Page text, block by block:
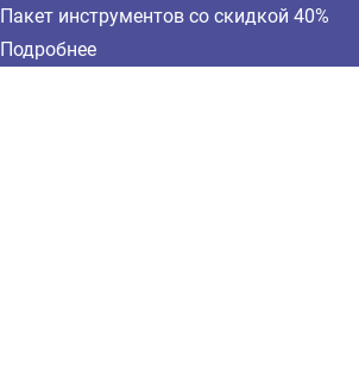
Пакет инструментов со скидкой 40%
Подробнее